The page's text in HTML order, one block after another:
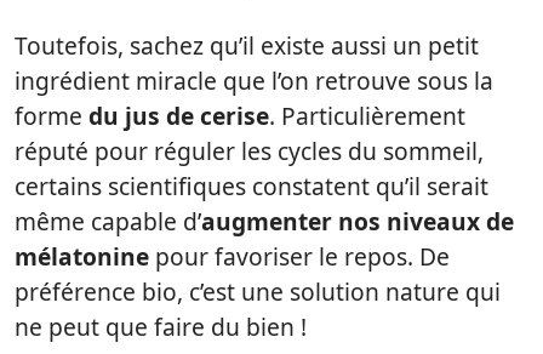
Toutefois, sachez qu’il existe aussi un petit
ingrédient miracle que l’on retrouve sous la
forme du jus de cerise. Particulièrement
réputé pour réguler les cycles du sommeil,
certains scientifiques constatent qu’il serait
même capable d’augmenter nos niveaux de
mélatonine pour favoriser le repos. De
préférence bio, c’est une solution nature qui
ne peut que faire du bien !